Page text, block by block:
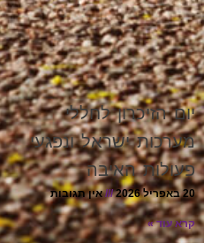
יום הזיכרון לחללי
מערכות ישראל ונפגעי
פעולות האיבה
20 באפריל 2026 אין תגובות
קרא עוד »